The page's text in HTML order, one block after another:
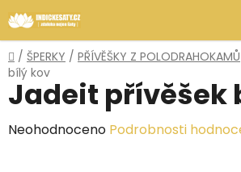
na
obsah
Domů
/ ŠPERKY / PŘÍVĚŠKY Z POLODRAHOKAMŮ
bílý kov
Jadeit přívěšek
Průměrné
Neohodnoceno Podrobnosti